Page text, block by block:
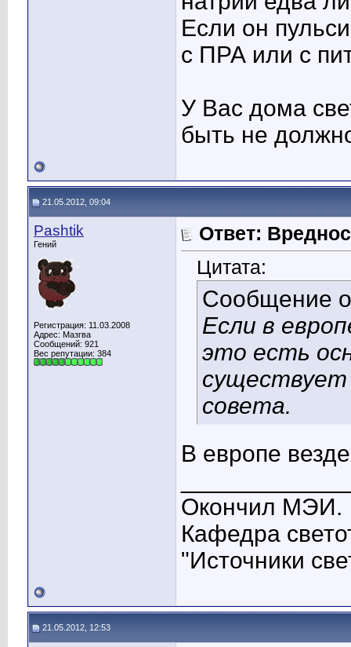
Если он
с ПРА или с
У Вас дома
быть не
21.05.2012, 09:04
Pashtik
Гений
Регистрация: 11.03.2008
Адрес: Мазгва
Сообщений: 921
Вес репутации: 384
Ответ:
Цитата:
Сообщение
Если в
это есть
совета.
В европе
Окончил МЭИ.
Кафедра
"Источники
21.05.2012, 12:53